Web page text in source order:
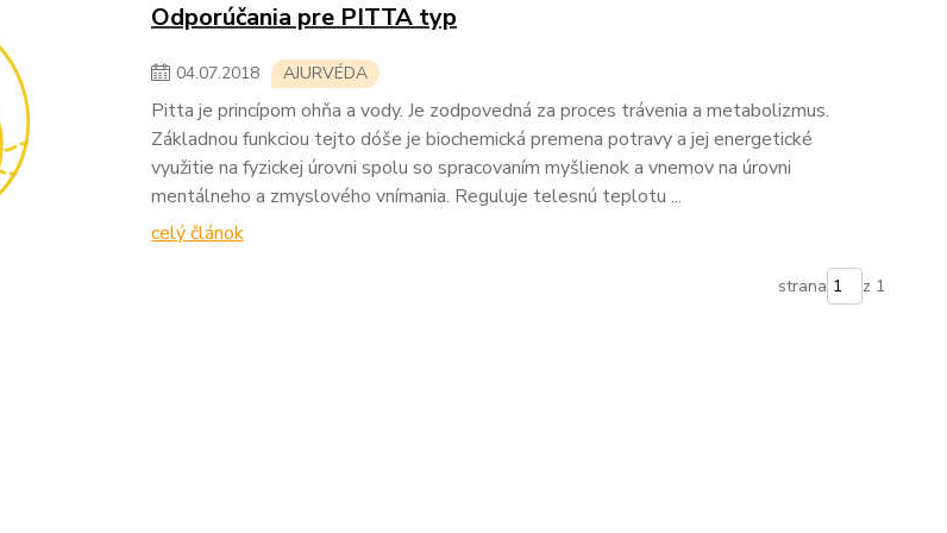
Odporúčania pre PITTA typ
04.07.2018 AJURVÉDA
Pitta je princípom ohňa a vody. Je zodpovedná za proces trávenia a metabolizmus.
Základnou funkciou tejto dóše je biochemická premena potravy a jej energetické
využitie na fyzickej úrovni spolu so spracovaním myšlienok a vnemov na úrovni
mentálneho a zmyslového vnímania. Reguluje telesnú teplotu ...
celý článok
strana z 1